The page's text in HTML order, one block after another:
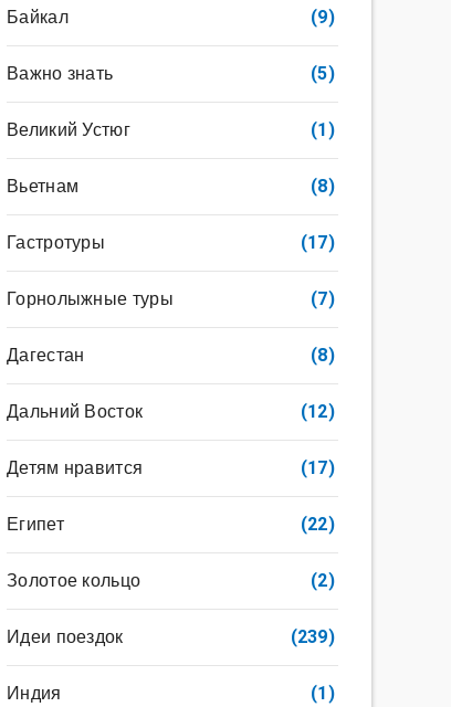
Байкал (9)
Важно знать (5)
Великий Устюг (1)
Вьетнам (8)
Гастротуры (17)
Горнолыжные туры (7)
Дагестан (8)
Дальний Восток (12)
Детям нравится (17)
Египет (22)
Золотое кольцо (2)
Идеи поездок (239)
Индия (1)